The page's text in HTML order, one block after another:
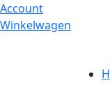
Account
Winkelwagen